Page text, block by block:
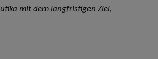
mit dem langfristigen Ziel,